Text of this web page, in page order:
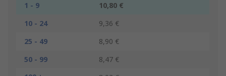
1 - 9
10,80 €
10 - 24
9,36 €
25 - 49
8,90 €
50 - 99
8,47 €